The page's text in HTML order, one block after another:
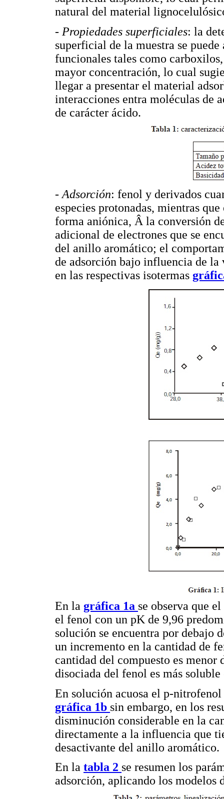
natural del material
- Propiedades superficiales: la
superficial de la muestra se
funcionales tales como
mayor concentración, lo cual
llegar a presentar el material
interacciones entra moléculas de
de carácter ácido.
- Adsorción: fenol y derivados
especies protonadas, mientras
forma aniónica, Â la conversión
adicional de electrones que se
del anillo aromático; el
de adsorción bajo influencia de
en las respectivas isotermas
En la gráfica 1a se observa que
el fenol con un pK de 9,96
solución se encuentra por debajo
un incremento en la cantidad de
cantidad del compuesto es menor
disociada del fenol es más
En solución acuosa el p-
gráfica 1b sin embargo, en los
disminución considerable en la
directamente a la influencia que
desactivante del anillo aromático.
En la tabla 2 se resumen los
adsorción, aplicando los modelos